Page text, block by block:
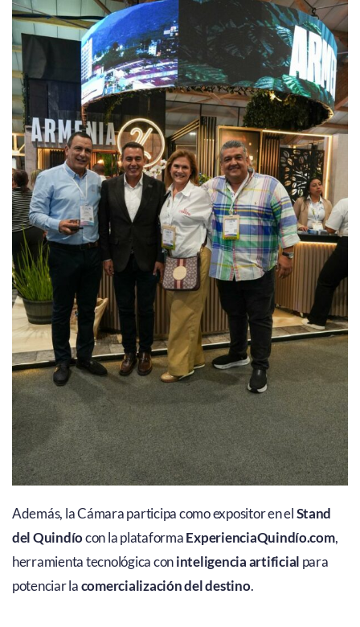
Además, la Cámara participa como expositor en elStand
del Quindíocon la plataformaExperienciaQuindío.com,
herramienta tecnológica coninteligencia artificial para
potenciar lacomercialización del destino.